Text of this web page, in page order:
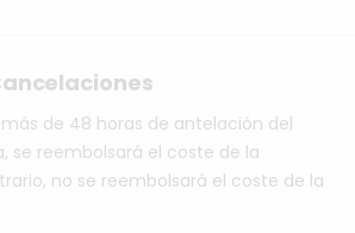
de 48 horas de antelación del
se reembolsará el coste de la
no se reembolsará el coste de la